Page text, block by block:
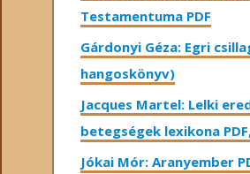
Testamentuma PDF
Gárdonyi Géza: Egri
hangoskönyv)
Jacques Martel: Lelki
betegségek lexikona
Jókai Mór: Aranyember